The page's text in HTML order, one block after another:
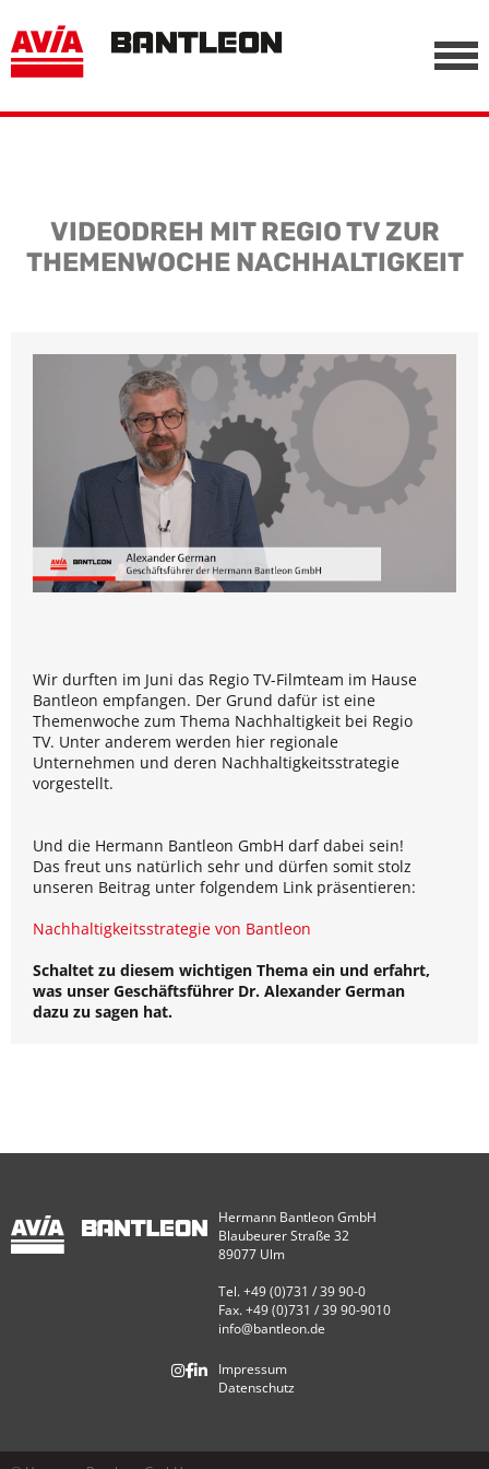
-->
VIDEODREH MIT REGIO TV ZUR
THEMENWOCHE NACHHALTIGKEIT
Wir durften im Juni das Regio TV-Filmteam im Hause
Bantleon empfangen. Der Grund dafür ist eine
Themenwoche zum Thema Nachhaltigkeit bei Regio
TV. Unter anderem werden hier regionale
Unternehmen und deren Nachhaltigkeitsstrategie
vorgestellt.
Und die Hermann Bantleon GmbH darf dabei sein!
Das freut uns natürlich sehr und dürfen somit stolz
unseren Beitrag unter folgendem Link präsentieren:
Nachhaltigkeitsstrategie von Bantleon
Schaltet zu diesem wichtigen Thema ein und erfahrt,
was unser Geschäftsführer Dr. Alexander German
dazu zu sagen hat.
Hermann Bantleon GmbH
Blaubeurer Straße 32
89077 Ulm
Tel. +49 (0)731 / 39 90-0
Fax. +49 (0)731 / 39 90-9010
info@bantleon.de
Impressum
Datenschutz